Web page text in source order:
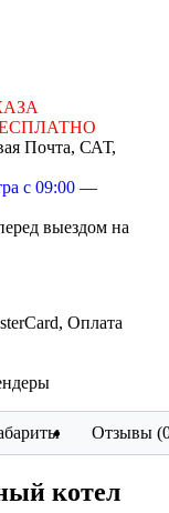
Почта, САТ,
с 09:00 —
выездом на
Оплата
Отзывы
котел